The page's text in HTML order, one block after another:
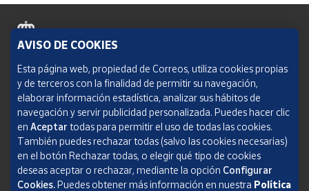
Política de cookies
Aviso legal
Condiciones del servicio
Política de Privacidad Web
Informe de transparencia
AVISO DE COOKIES
Esta página web, propiedad de Correos, utiliza cookies propias
y de terceros con la finalidad de permitir su navegación,
elaborar información estadística, analizar sus hábitos de
navegación y servir publicidad personalizada. Puedes hacer clic
en Aceptar todas para permitir el uso de todas las cookies.
También puedes rechazar todas (salvo las cookies necesarias)
en el botón Rechazar todas, o elegir qué tipo de cookies
deseas aceptar o rechazar, mediante la opción Configurar
Cookies.Puedes obtener más información en nuestra Política